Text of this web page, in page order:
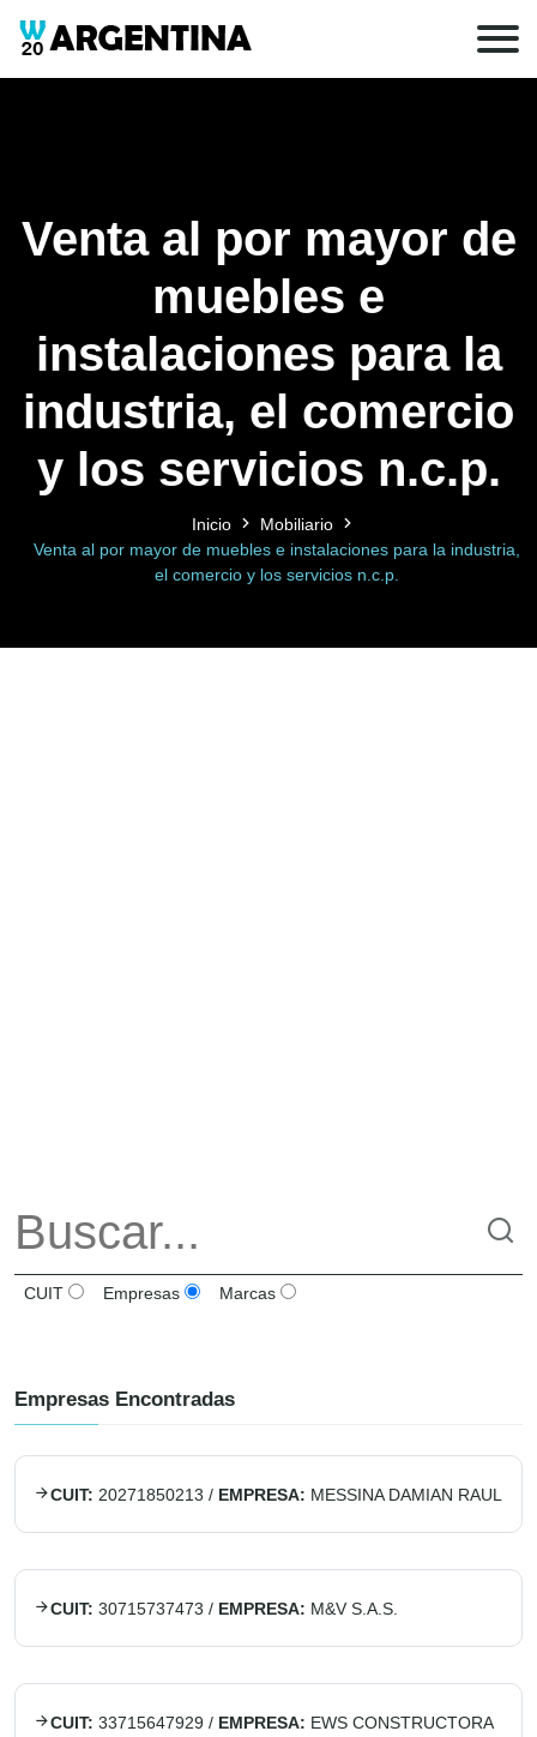
Venta al por mayor de
muebles e
instalaciones para la
industria, el comercio
y los servicios n.c.p.
Inicio
Mobiliario
Venta al por mayor de muebles e instalaciones para la industria,
el comercio y los servicios n.c.p.
CUIT Empresas Marcas
Empresas Encontradas
CUIT: 20271850213 / EMPRESA: MESSINA DAMIAN RAUL
CUIT: 30715737473 / EMPRESA: M&V S.A.S.
CUIT: 33715647929 / EMPRESA: EWS CONSTRUCTORA